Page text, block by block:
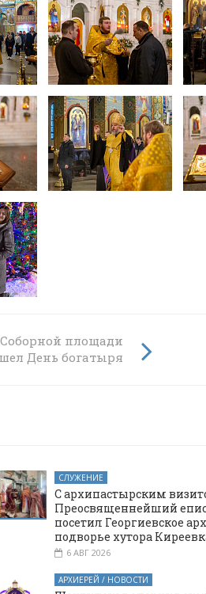
площади
День богатыря
СЛУЖЕНИЕ
С архипастырским
Преосвященнейший
посетил Георгиевское
подворье хутора
6 АВГ 2026
АРХИЕРЕЙ / НОВОСТИ